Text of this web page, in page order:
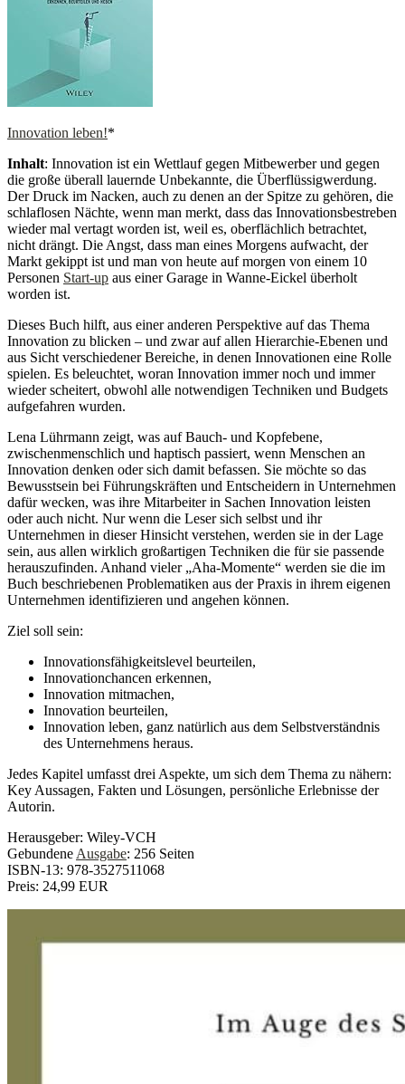
Innovation leben!*
Inhalt: Innovation ist ein Wettlauf gegen Mitbewerber und gegen
die große überall lauernde Unbekannte, die Überflüssigwerdung.
Der Druck im Nacken, auch zu denen an der Spitze zu gehören, die
schlaflosen Nächte, wenn man merkt, dass das Innovationsbestreben
wieder mal vertagt worden ist, weil es, oberflächlich betrachtet,
nicht drängt. Die Angst, dass man eines Morgens aufwacht, der
Markt gekippt ist und man von heute auf morgen von einem 10
Personen Start-up aus einer Garage in Wanne-Eickel überholt
worden ist.
Dieses Buch hilft, aus einer anderen Perspektive auf das Thema
Innovation zu blicken – und zwar auf allen Hierarchie-Ebenen und
aus Sicht verschiedener Bereiche, in denen Innovationen eine Rolle
spielen. Es beleuchtet, woran Innovation immer noch und immer
wieder scheitert, obwohl alle notwendigen Techniken und Budgets
aufgefahren wurden.
Lena Lührmann zeigt, was auf Bauch- und Kopfebene,
zwischenmenschlich und haptisch passiert, wenn Menschen an
Innovation denken oder sich damit befassen. Sie möchte so das
Bewusstsein bei Führungskräften und Entscheidern in Unternehmen
dafür wecken, was ihre Mitarbeiter in Sachen Innovation leisten
oder auch nicht. Nur wenn die Leser sich selbst und ihr
Unternehmen in dieser Hinsicht verstehen, werden sie in der Lage
sein, aus allen wirklich großartigen Techniken die für sie passende
herauszufinden. Anhand vieler „Aha-Momente“ werden sie die im
Buch beschriebenen Problematiken aus der Praxis in ihrem eigenen
Unternehmen identifizieren und angehen können.
Ziel soll sein:
Innovationsfähigkeitslevel beurteilen,
Innovationchancen erkennen,
Innovation mitmachen,
Innovation beurteilen,
Innovation leben, ganz natürlich aus dem Selbstverständnis
des Unternehmens heraus.
Jedes Kapitel umfasst drei Aspekte, um sich dem Thema zu nähern:
Key Aussagen, Fakten und Lösungen, persönliche Erlebnisse der
Autorin.
Herausgeber: Wiley-VCH
Gebundene Ausgabe: 256 Seiten
ISBN-13: 978-3527511068
Preis: 24,99 EUR